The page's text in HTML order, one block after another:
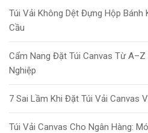
Túi Vải Không Dệt Đựng Hộp Bánh
Cầu
Cẩm Nang Đặt Túi Canvas Từ
Nghiệp
7 Sai Lầm Khi Đặt Túi Vải Canvas
Túi Vải Canvas Cho Ngân Hàng: